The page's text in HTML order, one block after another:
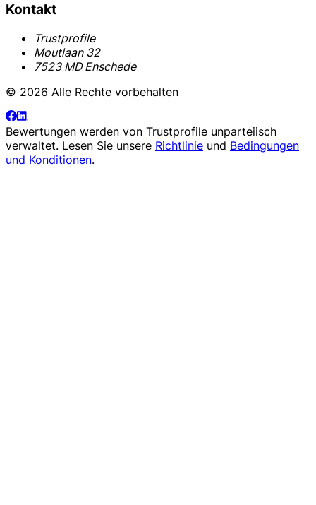
Kontakt
Trustprofile
Moutlaan 32
7523 MD Enschede
© 2026 Alle Rechte vorbehalten
Bewertungen werden von Trustprofile unparteiisch
verwaltet. Lesen Sie unsere Richtlinie und Bedingungen
und Konditionen.